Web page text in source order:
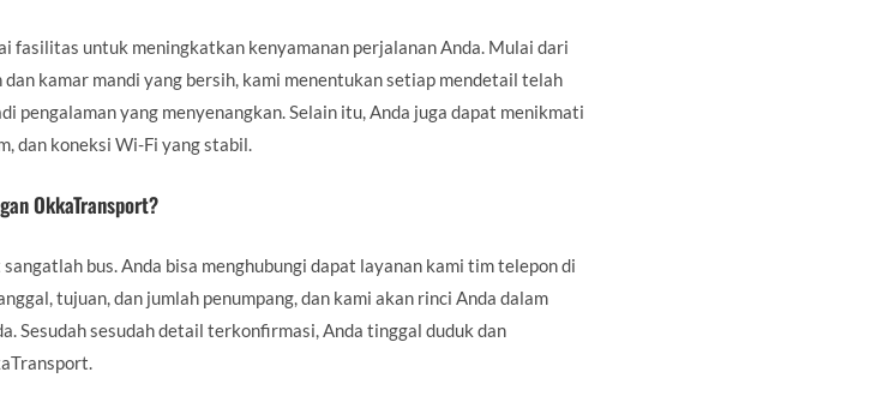
fasilitas untuk meningkatkan kenyamanan perjalanan Anda. Mulai dari
kamar mandi yang bersih, kami menentukan setiap mendetail telah
pengalaman yang menyenangkan. Selain itu, Anda juga dapat menikmati
dan koneksi Wi-Fi yang stabil.
OkkaTransport?
bus. Anda bisa menghubungi dapat layanan kami tim telepon di
tujuan, dan jumlah penumpang, dan kami akan rinci Anda dalam
Sesudah sesudah detail terkonfirmasi, Anda tinggal duduk dan